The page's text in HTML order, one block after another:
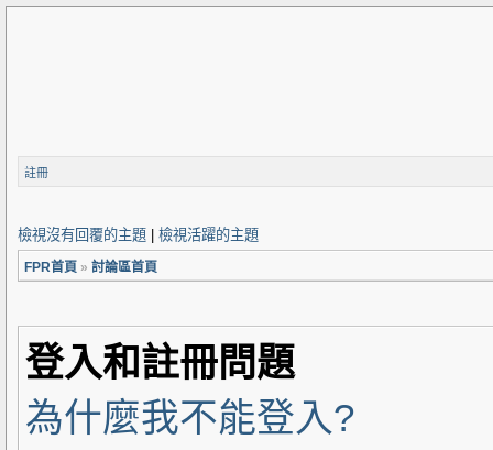
註冊
檢視沒有回覆的主題 檢視活躍的主題
FPR首頁 » 討論區首頁
登入和註冊問題
為什麼我不能登入?